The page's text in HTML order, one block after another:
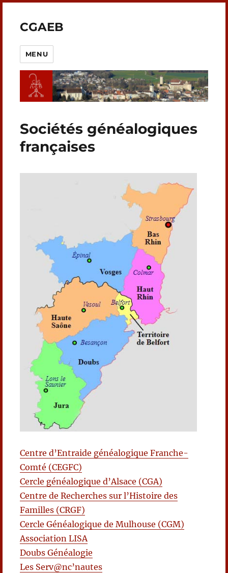
CGAEB
MENU
Sociétés généalogiques
françaises
Centre d’Entraide généalogique Franche-
Comté (CEGFC)
Cercle généalogique d’Alsace (CGA)
Centre de Recherches sur l’Histoire des
Familles (CRGF)
Cercle Généalogique de Mulhouse (CGM)
Association LISA
Doubs Généalogie
Les Serv@nc’nautes